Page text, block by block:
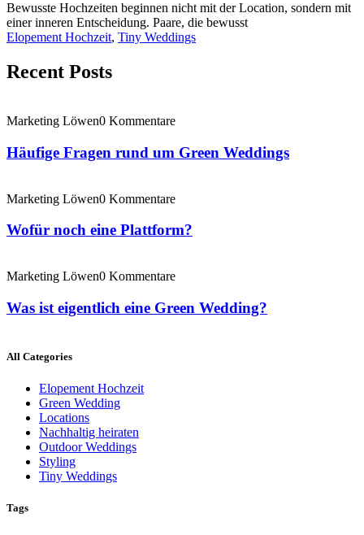
Bewusste Hochzeiten beginnen nicht mit der Location, sondern mit
einer inneren Entscheidung. Paare, die bewusst
Elopement Hochzeit, Tiny Weddings
Recent Posts
Marketing Löwen0 Kommentare
Häufige Fragen rund um Green Weddings
Marketing Löwen0 Kommentare
Wofür noch eine Plattform?
Marketing Löwen0 Kommentare
Was ist eigentlich eine Green Wedding?
All Categories
Elopement Hochzeit
Green Wedding
Locations
Nachhaltig heiraten
Outdoor Weddings
Styling
Tiny Weddings
Tags